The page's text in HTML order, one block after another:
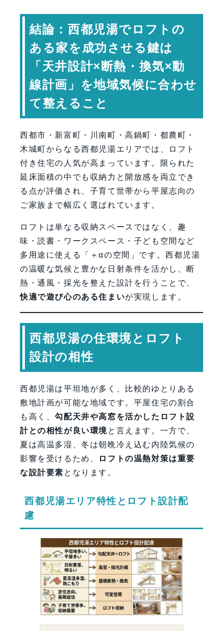
ロフト住宅の性能設計ポイント
動線と安全性の考え方
ロフトの多様な使い方
設計から施工まで一貫体制の重要性
専門家コメント
まとめ：西都児湯で立体的な暮らしを
実現するロフト住宅
結論：西都児湯でロフトの
ある家を成功させる鍵は
「天井設計×断熱・換気×動
線計画」を地域気候に合わせ
て整えること
西都市・新富町・川南町・高鍋町・都農町・
木城町からなる西都児湯エリアでは、ロフト
付き住宅の人気が高まっています。限られた
延床面積の中でも収納力と開放感を両立でき
る点が評価され、子育て世帯から平屋志向の
ご家族まで幅広く選ばれています。
ロフトは単なる収納スペースではなく、趣
味・読書・ワークスペース・子ども空間など
多用途に使える「＋αの空間」です。西都児湯
の温暖な気候と豊かな日射条件を活かし、断
熱・通風・採光を整えた設計を行うことで、
快適で遊び心のある住まいが実現します。
西都児湯の住環境とロフト
設計の相性
西都児湯は平坦地が多く、比較的ゆとりある
敷地計画が可能な地域です。平屋住宅の割合
も高く、勾配天井や高窓を活かしたロフト設
計との相性が良い環境と言えます。一方で、
夏は高温多湿、冬は朝晩冷え込む内陸気候の
影響を受けるため、
ロフトの温熱対策は重要
な設計要素 となります。
西都児湯エリア特性とロフト設計配
慮